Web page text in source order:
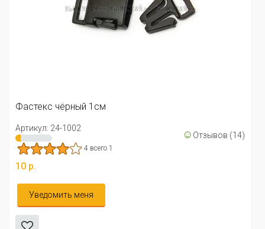
Фастекс чёрный 1см
Артикул: 24-1002 ☺ Отзывов (14)
4 всего 1
10 р.
Уведомить меня